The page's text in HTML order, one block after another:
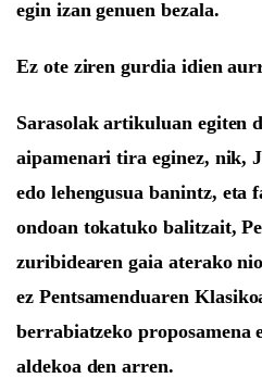
egin izan genuen bezala.
Ez ote zirengurdia idien
Sarasolak artikuluan egiten
aipamenari tira eginez, nik,
edo lehengusua banintz, eta
ondoan tokatuko balitzait,
zuribidearen gaia aterako
ez Pentsamenduaren
berrabiatzeko proposamena
aldekoa den arren.